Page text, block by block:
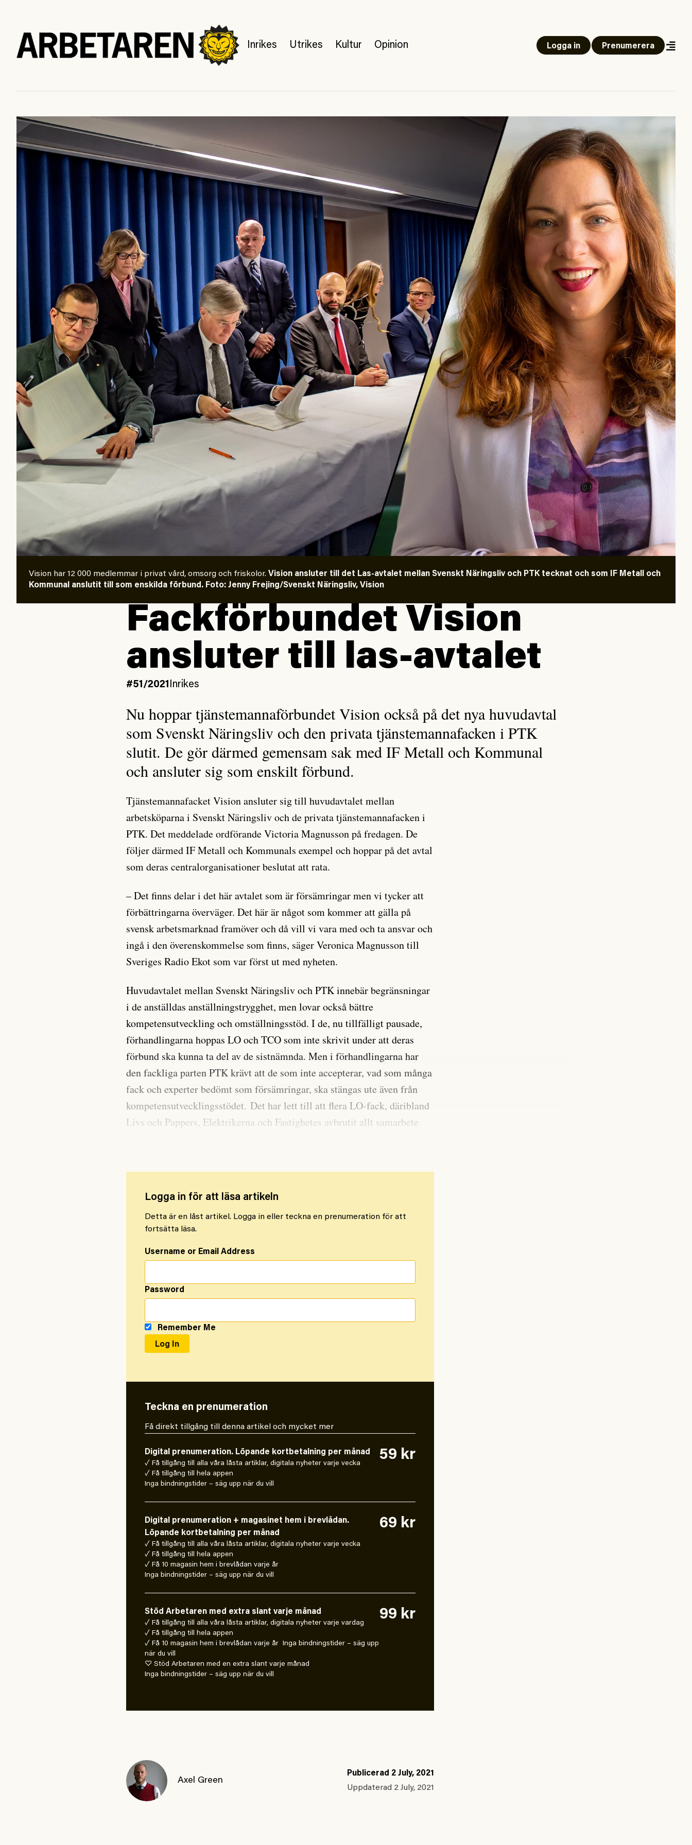
Inrikes Utrikes Kultur Opinion Logga in Prenumerera
Vision har 12 000 medlemmar i privat vård, omsorg och friskolor. Vision ansluter till det Las-avtalet mellan Svenskt Näringsliv och PTK tecknat och som IF Metall och
Kommunal anslutit till som enskilda förbund. Foto: Jenny Frejing/Svenskt Näringsliv, Vision
Fackförbundet Vision
ansluter till las-avtalet
#51/2021 Inrikes
Nu hoppar tjänstemannaförbundet Vision också på det nya huvudavtal
som Svenskt Näringsliv och den privata tjänstemannafacken i PTK
slutit. De gör därmed gemensam sak med IF Metall och Kommunal
och ansluter sig som enskilt förbund.
Tjänstemannafacket Vision ansluter sig till huvudavtalet mellan
arbetsköparna i Svenskt Näringsliv och de privata tjänstemannafacken i
PTK. Det meddelade ordförande Victoria Magnusson på fredagen. De
följer därmed IF Metall och Kommunals exempel och hoppar på det avtal
som deras centralorganisationer beslutat att rata.
– Det finns delar i det här avtalet som är försämringar men vi tycker att
förbättringarna överväger. Det här är något som kommer att gälla på
svensk arbetsmarknad framöver och då vill vi vara med och ta ansvar och
ingå i den överenskommelse som finns, säger Veronica Magnusson till
Sveriges Radio Ekot som var först ut med nyheten.
Huvudavtalet mellan Svenskt Näringsliv och PTK innebär begränsningar
i de anställdas anställningstrygghet, men lovar också bättre
kompetensutveckling och omställningsstöd. I de, nu tillfälligt pausade,
förhandlingarna hoppas LO och TCO som inte skrivit under att deras
förbund ska kunna ta del av de sistnämnda. Men i förhandlingarna har
den fackliga parten PTK krävt att de som inte accepterar, vad som många
fack och experter bedömt som försämringar, ska stängas ute även från
kompetensutvecklingsstödet. Det har lett till att flera LO-fack, däribland
Livs och Pappers, Elektrikerna och Fastighetes avbrutit allt samarbete
Logga in för att läsa artikeln
Detta är en låst artikel. Logga in eller teckna en prenumeration för att
fortsätta läsa.
Username or Email Address
Password
Remember Me
Teckna en prenumeration
Få direkt tillgång till denna artikel och mycket mer
Digital prenumeration. Löpande kortbetalning per månad
✓ Få tillgång till alla våra låsta artiklar, digitala nyheter varje vecka
✓ Få tillgång till hela appen
Inga bindningstider – säg upp när du vill
59 kr
Digital prenumeration + magasinet hem i brevlådan.
Löpande kortbetalning per månad
✓ Få tillgång till alla våra låsta artiklar, digitala nyheter varje vecka
✓ Få tillgång till hela appen
✓ Få 10 magasin hem i brevlådan varje år
Inga bindningstider – säg upp när du vill
69 kr
Stöd Arbetaren med extra slant varje månad
✓ Få tillgång till alla våra låsta artiklar, digitala nyheter varje vardag
✓ Få tillgång till hela appen
✓ Få 10 magasin hem i brevlådan varje år Inga bindningstider – säg upp
när du vill
♡ Stöd Arbetaren med en extra slant varje månad
Inga bindningstider – säg upp när du vill
99 kr
Axel Green
Publicerad 2 July, 2021
Uppdaterad 2 July, 2021